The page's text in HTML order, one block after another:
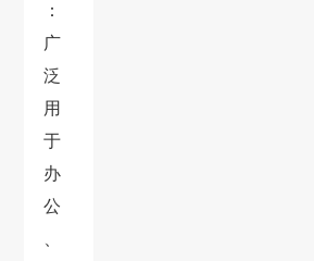
：
广
泛
用
于
办
公